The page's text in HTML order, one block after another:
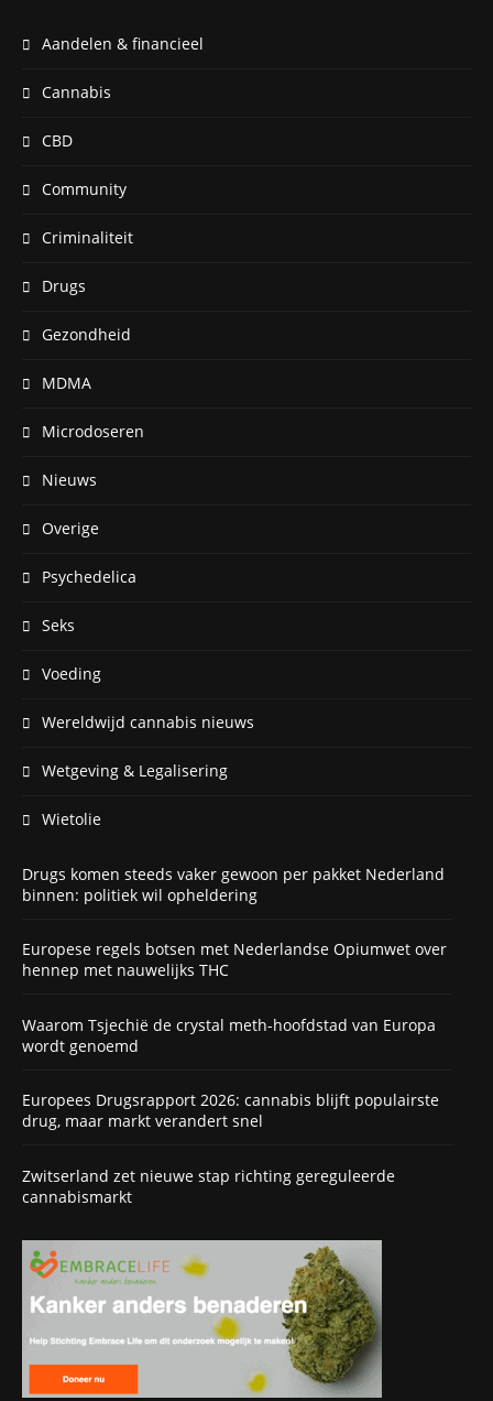
Aandelen & financieel
Cannabis
CBD
Community
Criminaliteit
Drugs
Gezondheid
MDMA
Microdoseren
Nieuws
Overige
Psychedelica
Seks
Voeding
Wereldwijd cannabis nieuws
Wetgeving & Legalisering
Wietolie
Drugs komen steeds vaker gewoon per pakket Nederland
binnen: politiek wil opheldering
Europese regels botsen met Nederlandse Opiumwet over
hennep met nauwelijks THC
Waarom Tsjechië de crystal meth-hoofdstad van Europa
wordt genoemd
Europees Drugsrapport 2026: cannabis blijft populairste
drug, maar markt verandert snel
Zwitserland zet nieuwe stap richting gereguleerde
cannabismarkt